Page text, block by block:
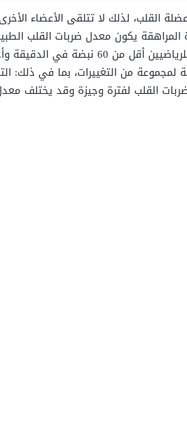
القلب، لذلك لا تتلقى الأعضاء
يكون معدل ضربات القلب
من التغييرات، بما في ذلك:
القلب لفترة وجيزة وقد يختلف